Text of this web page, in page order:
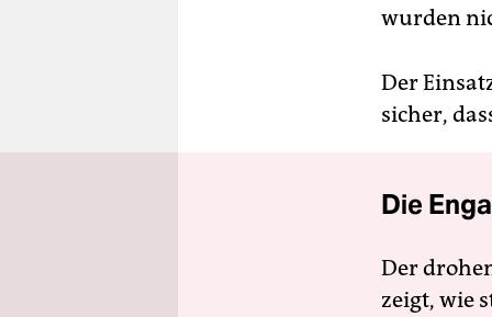
wurden
Der
sicher,
Die
Der
zeigt, wie